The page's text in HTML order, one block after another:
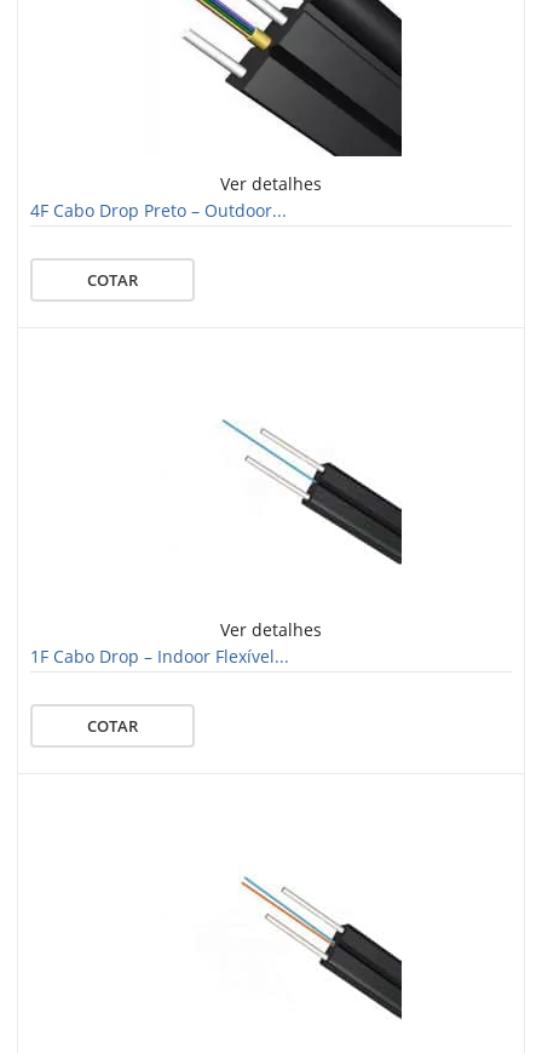
Ver detalhes
4F Cabo Drop Preto – Outdoor...
COTAR
Ver detalhes
1F Cabo Drop – Indoor Flexível...
COTAR